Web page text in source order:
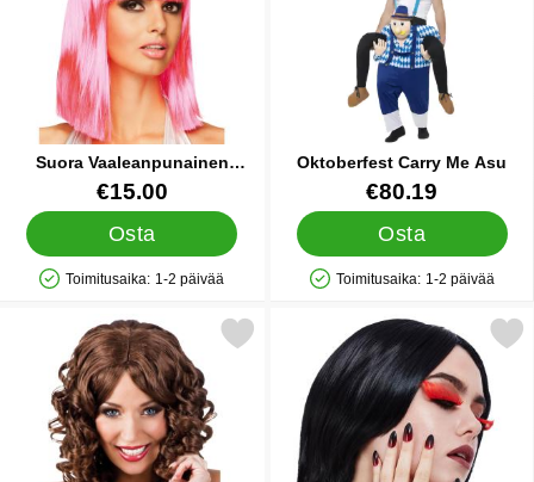
Suora Vaaleanpunainen
Peruukki
Tuote.nro 15577
€15.00
Osta
Saatavuus: Varastossa
Toimitusaika: 1-2 päivää
Oktoberfest Carry Me Asu
Tuote.nro 15639
€80.19
Osta
Saatavuus: Varastossa
Toimitusaika: 1-2 päivää
Merkitse cocktail Kihara Peruukki Ruskea suosikiksi
Merkitse goottilainen